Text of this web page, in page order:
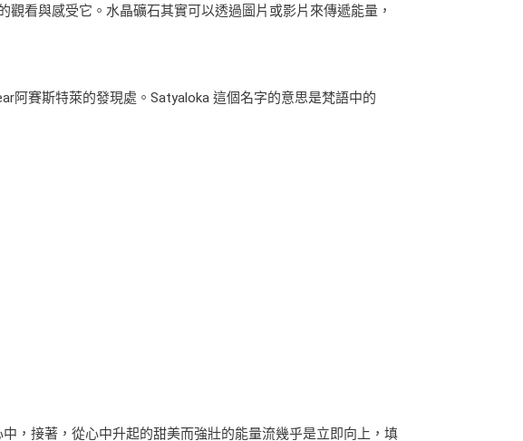
觀看與感受它。水晶礦石其實可以透過圖片或影片來傳遞能量，
阿賽斯特萊的發現處。Satyaloka 這個名字的意思是梵語中的
，接著，從心中升起的甜美而強壯的能量流幾乎是立即向上，填